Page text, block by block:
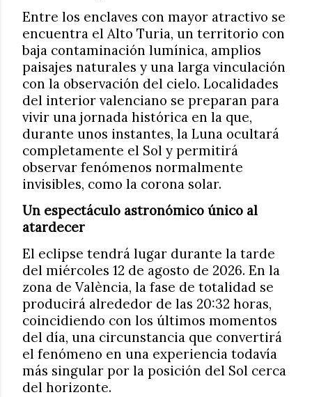
Entre los enclaves con mayor atractivo se
encuentra el Alto Turia, un territorio con
baja contaminación lumínica, amplios
paisajes naturales y una larga vinculación
con la observación del cielo. Localidades
del interior valenciano se preparan para
vivir una jornada histórica en la que,
durante unos instantes, la Luna ocultará
completamente el Sol y permitirá
observar fenómenos normalmente
invisibles, como la corona solar.
Un espectáculo astronómico único al
atardecer
El eclipse tendrá lugar durante la tarde
del miércoles 12 de agosto de 2026. En la
zona de València, la fase de totalidad se
producirá alrededor de las 20:32 horas,
coincidiendo con los últimos momentos
del día, una circunstancia que convertirá
el fenómeno en una experiencia todavía
más singular por la posición del Sol cerca
del horizonte.